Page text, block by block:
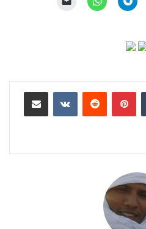
بينتيريست مشاركة عبر البريد